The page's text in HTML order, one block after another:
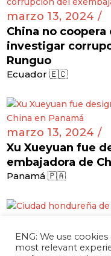
marzo 13, 2024 /
China no coopera
investigar
Runguo
Ecuador 🇪🇨
marzo 13, 2024 /
Xu Xueyuan fue
embajadora de
Panamá 🇵🇦
marzo 13, 2024 /
Ciudad
ENG: We use
most relevant